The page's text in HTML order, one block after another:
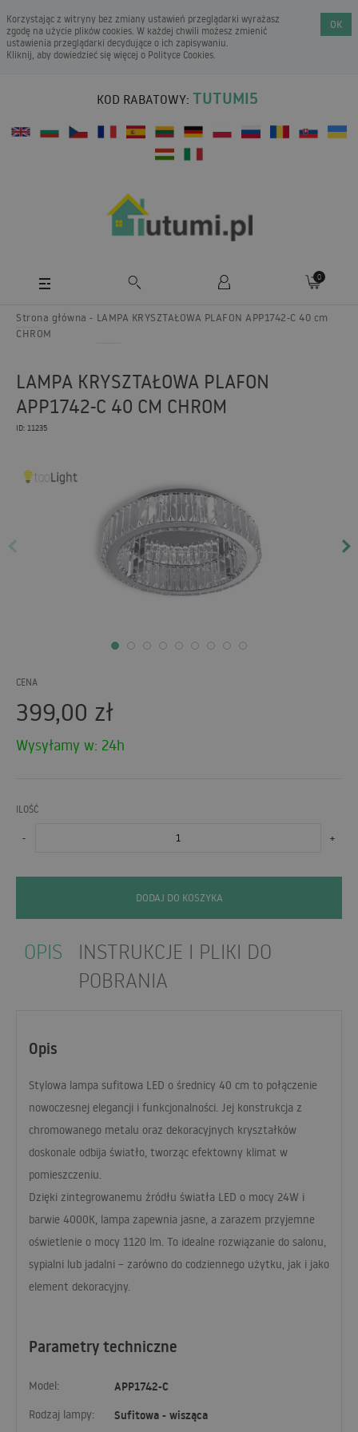
Korzystając z witryny bez zmiany ustawień przeglądarki wyrażasz
zgodę na użycie plików cookies. W każdej chwili możesz zmienić
ustawienia przeglądarki decydujące o ich zapisywaniu.
Kliknij, aby dowiedzieć się więcej o Polityce Cookies.
OK
KOD RABATOWY: TUTUMI5
0
Strona główna
LAMPA KRYSZTAŁOWA PLAFON APP1742-C 40 cm
CHROM
LAMPA KRYSZTAŁOWA PLAFON
APP1742-C 40 CM CHROM
ID: 11235
CENA
399,00 zł
Wysyłamy w: 24h
ILOŚĆ
- +
DODAJ DO KOSZYKA
OPIS
INSTRUKCJE I PLIKI DO
POBRANIA
Parametry techniczne
Model: APP1742-C
Rodzaj lampy: Sufitowa - wisząca
Opis
Stylowa lampa sufitowa LED o średnicy 40 cm to połączenie
nowoczesnej elegancji i funkcjonalności. Jej konstrukcja z
chromowanego metalu oraz dekoracyjnych kryształków
doskonale odbija światło, tworząc efektowny klimat w
pomieszczeniu.
Dzięki zintegrowanemu źródłu światła LED o mocy 24W i
barwie 4000K, lampa zapewnia jasne, a zarazem przyjemne
oświetlenie o mocy 1120 lm. To idealne rozwiązanie do salonu,
sypialni lub jadalni – zarówno do codziennego użytku, jak i jako
element dekoracyjny.